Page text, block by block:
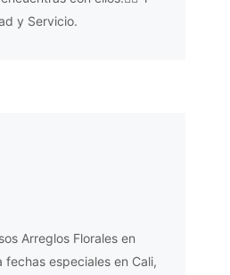
y Servicio.
Arreglos Florales en
fechas especiales en Cali,